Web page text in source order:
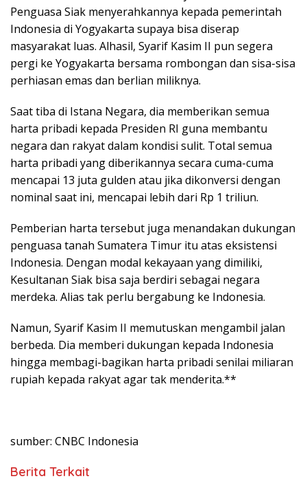
Penguasa Siak menyerahkannya kepada pemerintah
Indonesia di Yogyakarta supaya bisa diserap
masyarakat luas. Alhasil, Syarif Kasim II pun segera
pergi ke Yogyakarta bersama rombongan dan sisa-sisa
perhiasan emas dan berlian miliknya.
Saat tiba di Istana Negara, dia memberikan semua
harta pribadi kepada Presiden RI guna membantu
negara dan rakyat dalam kondisi sulit. Total semua
harta pribadi yang diberikannya secara cuma-cuma
mencapai 13 juta gulden atau jika dikonversi dengan
nominal saat ini, mencapai lebih dari Rp 1 triliun.
Pemberian harta tersebut juga menandakan dukungan
penguasa tanah Sumatera Timur itu atas eksistensi
Indonesia. Dengan modal kekayaan yang dimiliki,
Kesultanan Siak bisa saja berdiri sebagai negara
merdeka. Alias tak perlu bergabung ke Indonesia.
Namun, Syarif Kasim II memutuskan mengambil jalan
berbeda. Dia memberi dukungan kepada Indonesia
hingga membagi-bagikan harta pribadi senilai miliaran
rupiah kepada rakyat agar tak menderita.**
sumber: CNBC Indonesia
Berita Terkait